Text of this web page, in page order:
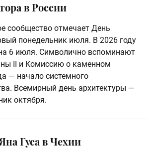
в России
сообщество отмечает День
понедельник июля. В 2026 году
6 июля. Символично вспоминают
II и Комиссию о каменном
— начало системного
Всемирный день архитектуры —
октября.
Гуса в Чехии